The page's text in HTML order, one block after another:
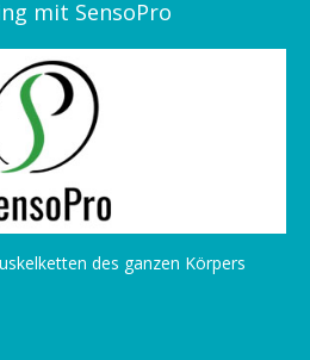
mit SensoPro
des ganzen Körpers